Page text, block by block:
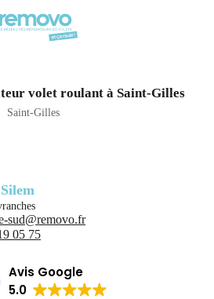
volet roulant à Saint-Gilles
Saint-Gilles
sud@removo.fr
05 75
Avis Google
5.0